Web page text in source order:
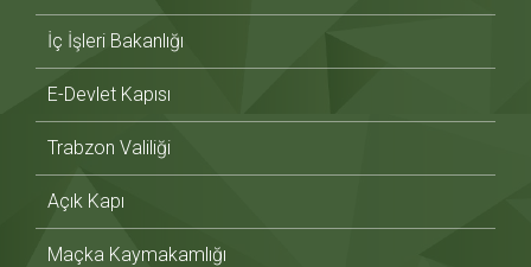
İç İşleri Bakanlığı
E-Devlet Kapısı
Trabzon Valiliği
Açık Kapı
Maçka Kaymakamlığı